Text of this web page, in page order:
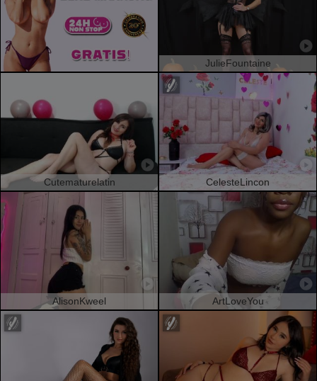
JulieFountaine
Cutematurelatin CelesteLincon
AlisonKweel ArtLoveYou